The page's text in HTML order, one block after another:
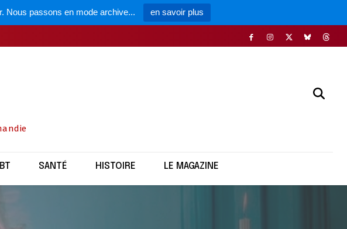
Nous passons en mode archive... en savoir plus
SANTÉ HISTOIRE LE MAGAZINE